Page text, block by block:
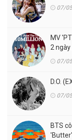
07/
MV
2
07/
D.O.
07/
BTS
'Butter'